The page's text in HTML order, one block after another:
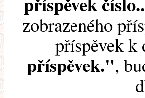
zobrazeného
příspěvek k
příspěvek.",